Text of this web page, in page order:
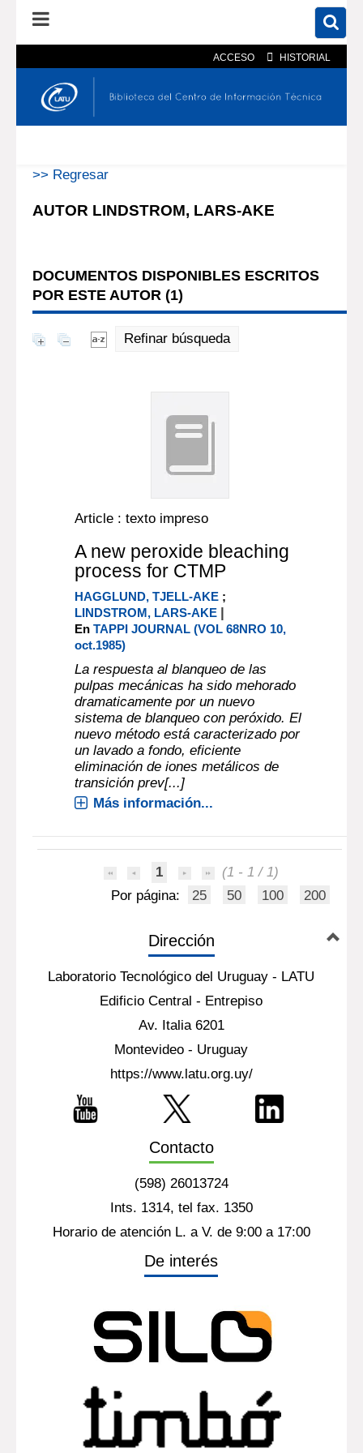
ACCESO HISTORIAL
En el catálogo En el sitio
>> Regresar
AUTOR LINDSTROM, LARS-AKE
DOCUMENTOS DISPONIBLES ESCRITOS
POR ESTE AUTOR (1)
Refinar búsqueda
Article : texto impreso
A new peroxide bleaching
process for CTMP
HAGGLUND, TJELL-AKE ;
LINDSTROM, LARS-AKE |
EnTAPPI JOURNAL (VOL 68NRO 10,
oct.1985)
La respuesta al blanqueo de las
pulpas mecánicas ha sido mehorado
dramaticamente por un nuevo
sistema de blanqueo con peróxido. El
nuevo método está caracterizado por
un lavado a fondo, eficiente
eliminación de iones metálicos de
transición prev[...]
Más información...
1
(1 - 1 / 1)
Por página:
25 50 100 200
Dirección
Laboratorio Tecnológico del Uruguay - LATU
Edificio Central - Entrepiso
Av. Italia 6201
Montevideo - Uruguay
https://www.latu.org.uy/
Contacto
(598) 26013724
Ints. 1314, tel fax. 1350
Horario de atención L. a V. de 9:00 a 17:00
De interés